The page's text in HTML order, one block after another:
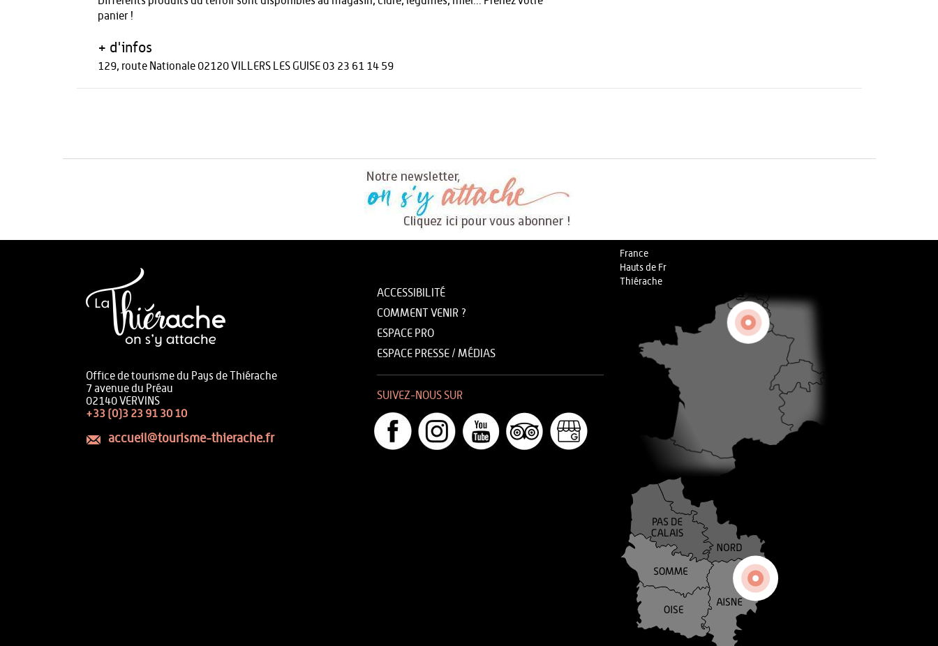
panier !
+ d'infos
129, route Nationale 02120 VILLERS LES GUISE 03 23 61 14 59
Office de tourisme du Pays de Thiérache
7 avenue du Préau
02140 VERVINS
+33 (0)3 23 91 30 10
accueil@tourisme-thierache.fr
ACCESSIBILITÉ
COMMENT VENIR ?
ESPACE PRO
ESPACE PRESSE / MÉDIAS
SUIVEZ-NOUS SUR
France
Hauts de Fr
Thiérache